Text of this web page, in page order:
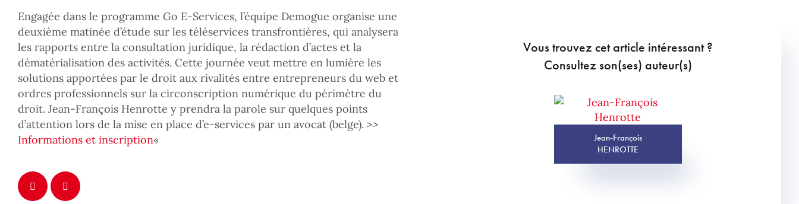
Engagée dans le programme Go E-Services, l’équipe Demogue organise une
deuxième matinée d’étude sur les téléservices transfrontières, qui analysera
les rapports entre la consultation juridique, la rédaction d’actes et la
dématérialisation des activités. Cette journée veut mettre en lumière les
solutions apportées par le droit aux rivalités entre entrepreneurs du web et
ordres professionnels sur la circonscription numérique du périmètre du
droit. Jean-François Henrotte y prendra la parole sur quelques points
d’attention lors de la mise en place d’e-services par un avocat (belge). >>
Informations et inscription«
Vous trouvez cet article intéressant ?
Consultez son(ses) auteur(s)
Jean-François
HENROTTE